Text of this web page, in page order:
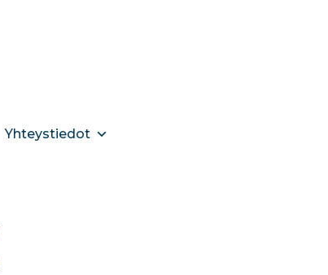
Yhteystiedot